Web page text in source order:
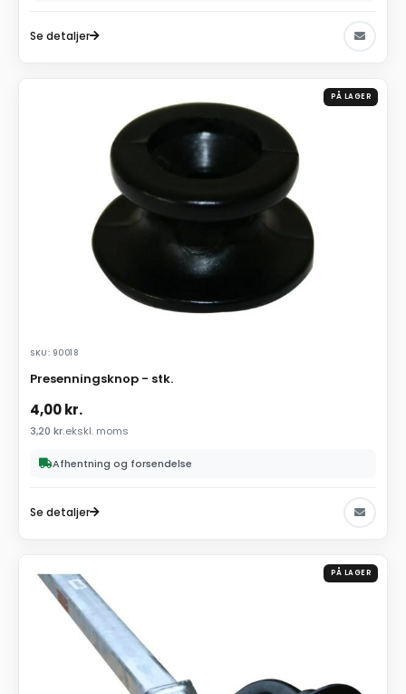
Se detaljer
PÅ LAGER
SKU: 90018
Presenningsknop - stk.
4,00kr.
3,20 kr.ekskl. moms
Afhentning og forsendelse
Se detaljer
PÅ LAGER